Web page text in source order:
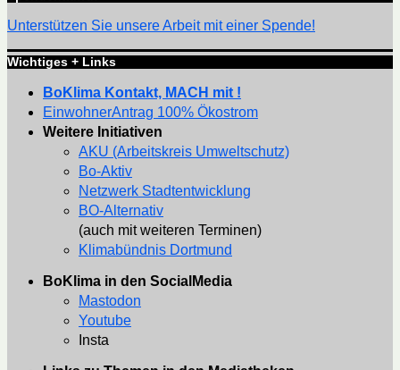
Unterstützen Sie unsere Arbeit mit einer Spende!
Wichtiges + Links
BoKlima Kontakt, MACH mit !
EinwohnerAntrag 100% Ökostrom
Weitere Initiativen
AKU (Arbeitskreis Umweltschutz)
Bo-Aktiv
Netzwerk Stadtentwicklung
BO-Alternativ
(auch mit weiteren Terminen)
Klimabündnis Dortmund
BoKlima in den SocialMedia
Mastodon
Youtube
Insta